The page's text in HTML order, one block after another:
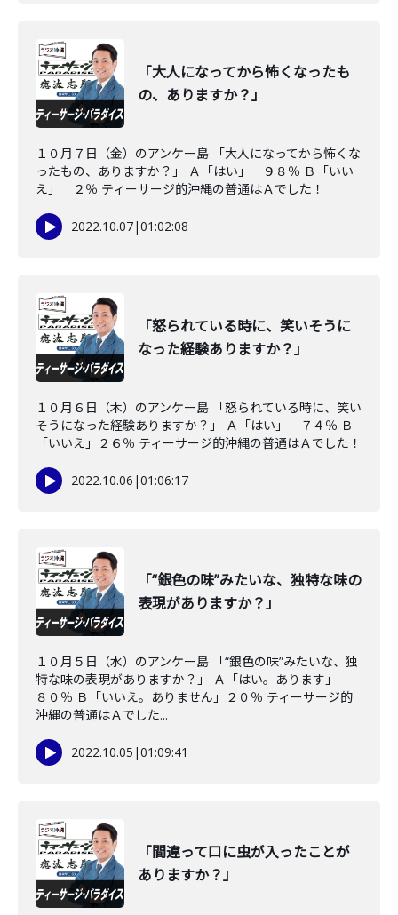
「大人になってから怖くなったも
の、ありますか？」
１０月７日（金）のアンケー島 「大人になってから怖くな
ったもの、ありますか？」 Ａ「はい」 ９８％ Ｂ「いい
え」 ２％ ティーサージ的沖縄の普通はＡでした！
2022.10.07|01:02:08
「怒られている時に、笑いそうに
なった経験ありますか？」
１０月６日（木）のアンケー島 「怒られている時に、笑い
そうになった経験ありますか？」 Ａ「はい」 ７４％ Ｂ
「いいえ」２６％ ティーサージ的沖縄の普通はＡでした！
2022.10.06 |01:06:17
「“銀色の味”みたいな、独特な味の
表現がありますか？」
１０月５日（水）のアンケー島 「“銀色の味”みたいな、独
特な味の表現がありますか？」 Ａ「はい。あります」
８０％ Ｂ「いいえ。ありません」２０％ ティーサージ的
沖縄の普通はＡでした...
2022.10.05 |01:09:41
「間違って口に虫が入ったことが
ありますか？」